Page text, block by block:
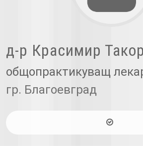
д-р Красимир
общопрактикуващ
гр. Благоевград